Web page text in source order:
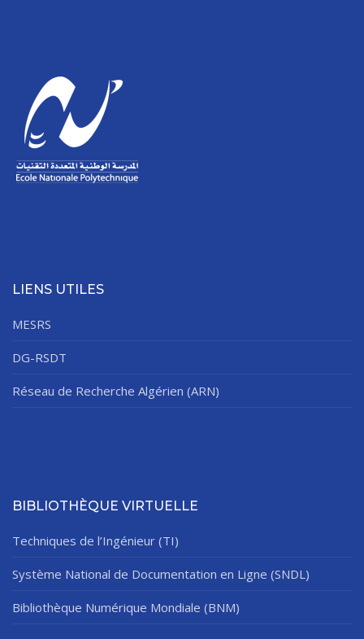
LIENS UTILES
MESRS
DG-RSDT
Réseau de Recherche Algérien (ARN)
BIBLIOTHÈQUE VIRTUELLE
Techniques de l’Ingénieur (TI)
Système National de Documentation en Ligne (SNDL)
Bibliothèque Numérique Mondiale (BNM)